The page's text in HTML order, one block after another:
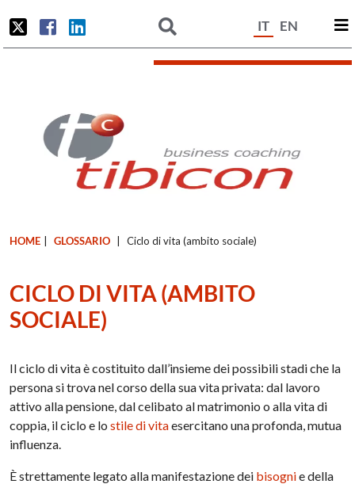
IT EN
HOME GLOSSARIO Ciclo di vita (ambito sociale)
CICLO DI VITA (AMBITO
SOCIALE)
Il ciclo di vita è costituito dall’insieme dei possibili stadi che la
persona si trova nel corso della sua vita privata: dal lavoro
attivo alla pensione, dal celibato al matrimonio o alla vita di
coppia, il ciclo e lostile di vitaesercitano una profonda, mutua
influenza.
È strettamente legato alla manifestazione dei bisognie della